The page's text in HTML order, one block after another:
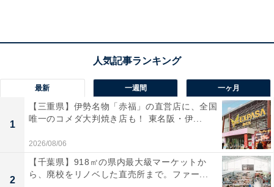
め、雨の日やスポーツ時にも気兼ねなく使えます。
JVCケンウッド Victor HA-A30T2-G ワイヤレスイヤホン
Bluetooth Ver.5.3 ノイズキャンセリング アプリ対応 マル
チポイント 合計27時間再生 マイク付き 小型 軽量 外音取
り込み 防水 グリーン
最新 一週間 一ヶ月
1
【三重県】伊勢名物「赤福」の直営店に、全国
唯一のコメダ大判焼き店も！ 東名阪・伊...
2026/08/06
2
【千葉県】918㎡の県内最大級マーケットか
ら、廃校をリノベした直売所まで。ファー...